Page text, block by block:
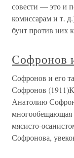
совести — это и
комиссарам и т.
бунт против них
Софронов
Софронов и его
Софронов
Анатолию
многообещающая
мясисто-
Софронова,